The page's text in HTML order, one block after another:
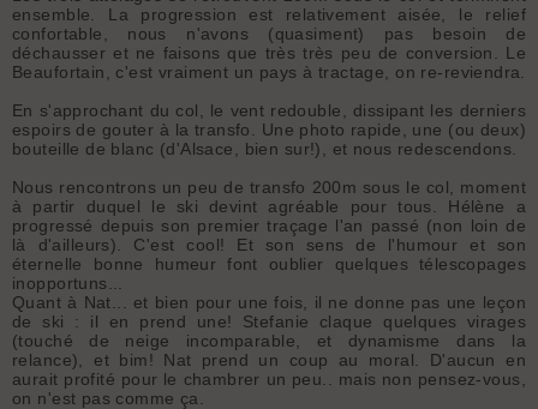
ensemble. La progression est relativement aisée, le relief
confortable, nous n'avons (quasiment) pas besoin de
déchausser et ne faisons que très très peu de conversion. Le
Beaufortain, c'est vraiment un pays à tractage, on re-reviendra.
En s'approchant du col, le vent redouble, dissipant les derniers
espoirs de gouter à la transfo. Une photo rapide, une (ou deux)
bouteille de blanc (d'Alsace, bien sur!), et nous redescendons.
Nous rencontrons un peu de transfo 200m sous le col, moment
à partir duquel le ski devint agréable pour tous. Hélène a
progressé depuis son premier traçage l'an passé (non loin de
là d'ailleurs). C'est cool! Et son sens de l'humour et son
éternelle bonne humeur font oublier quelques télescopages
inopportuns...
Quant à Nat... et bien pour une fois, il ne donne pas une leçon
de ski : il en prend une! Stefanie claque quelques virages
(touché de neige incomparable, et dynamisme dans la
relance), et bim! Nat prend un coup au moral. D'aucun en
aurait profité pour le chambrer un peu.. mais non pensez-vous,
on n'est pas comme ça.